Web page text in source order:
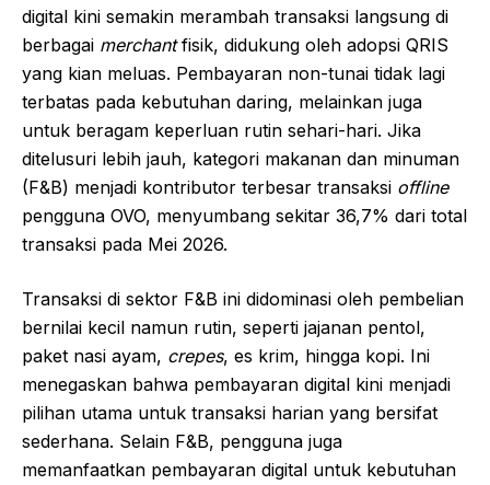
digital kini semakin merambah transaksi langsung di
berbagai merchantfisik, didukung oleh adopsi QRIS
yang kian meluas. Pembayaran non-tunai tidak lagi
terbatas pada kebutuhan daring, melainkan juga
untuk beragam keperluan rutin sehari-hari. Jika
ditelusuri lebih jauh, kategori makanan dan minuman
(F&B) menjadi kontributor terbesar transaksi offline
pengguna OVO, menyumbang sekitar 36,7% dari total
transaksi pada Mei 2026.
Transaksi di sektor F&B ini didominasi oleh pembelian
bernilai kecil namun rutin, seperti jajanan pentol,
paket nasi ayam, crepes, es krim, hingga kopi. Ini
menegaskan bahwa pembayaran digital kini menjadi
pilihan utama untuk transaksi harian yang bersifat
sederhana. Selain F&B, pengguna juga
memanfaatkan pembayaran digital untuk kebutuhan